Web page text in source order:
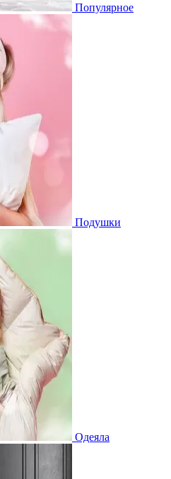
Популярное
Подушки
Одеяла